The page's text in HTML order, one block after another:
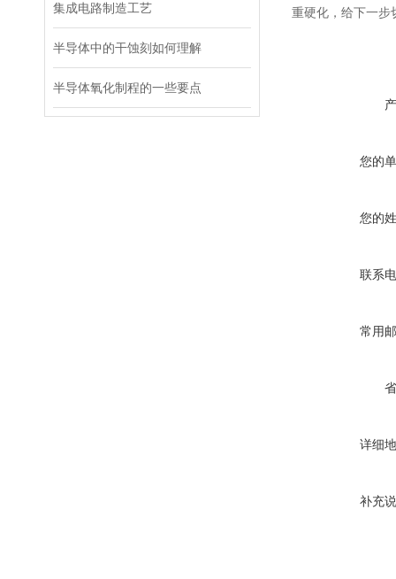
集成电路制造工艺
半导体中的干蚀刻如何理解
半导体氧化制程的一些要点
重硬化，给下一步
您的
您的
联系
常用
详细
补充